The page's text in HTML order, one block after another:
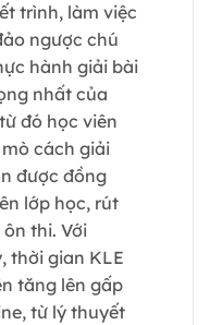
trình, làm việc
ngược chú
hành giải bài
nhất của
đó học viên
cách giải
được đồng
lớp học, rút
thi. Với
thời gian KLE
tăng lên gấp
từ lý thuyết